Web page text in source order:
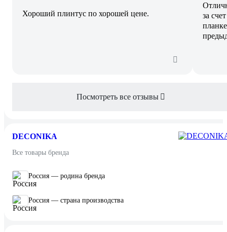
Хороший плинтус по хорошей цене.
за
Посмотреть все отзывы
DECONIKA
Все товары бренда
Россия — родина бренда
Россия — страна производства